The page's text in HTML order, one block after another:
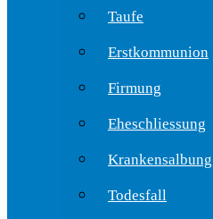
Taufe
Erstkommunion
Firmung
Eheschliessung
Krankensalbung
Todesfall